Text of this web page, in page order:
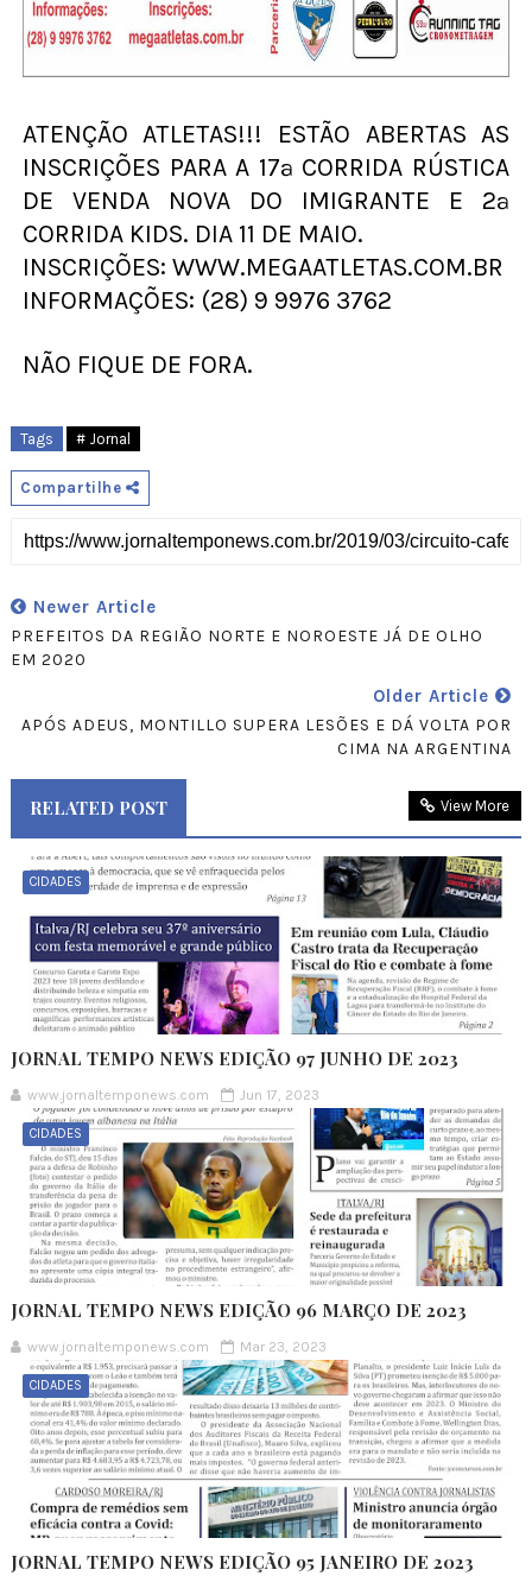
ATENÇÃO ATLETAS!!! ESTÃO ABERTAS AS
INSCRIÇÕES PARA A 17ª CORRIDA RÚSTICA
DE VENDA NOVA DO IMIGRANTE E 2ª
CORRIDA KIDS. DIA 11 DE MAIO.
INSCRIÇÕES: WWW.MEGAATLETAS.COM.BR
INFORMAÇÕES: (28) 9 9976 3762
NÃO FIQUE DE FORA.
Tags # Jornal
Compartilhe
Newer Article
PREFEITOS DA REGIÃO NORTE E NOROESTE JÁ DE OLHO
EM 2020
Older Article
APÓS ADEUS, MONTILLO SUPERA LESÕES E DÁ VOLTA POR
CIMA NA ARGENTINA
RELATED POST View More
CIDADES
JORNAL TEMPO NEWS EDIÇÃO 97 JUNHO DE 2023
www.jornaltemponews.com Jun 17, 2023
CIDADES
JORNAL TEMPO NEWS EDIÇÃO 96 MARÇO DE 2023
www.jornaltemponews.com Mar 23, 2023
CIDADES
JORNAL TEMPO NEWS EDIÇÃO 95 JANEIRO DE 2023